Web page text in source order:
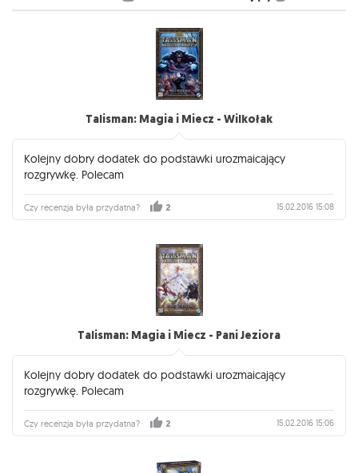
Talisman: Magia i Miecz - Wilkołak
Kolejny dobry dodatek do podstawki urozmaicający
rozgrywkę. Polecam
Czy recenzja była przydatna? 2 15.02.2016 15:08
Talisman: Magia i Miecz - Pani Jeziora
Kolejny dobry dodatek do podstawki urozmaicający
rozgrywkę. Polecam
Czy recenzja była przydatna? 2 15.02.2016 15:06